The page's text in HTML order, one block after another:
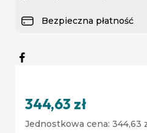
Bezpieczna płatność
344,63 zł
Jednostkowa cena: 344,63